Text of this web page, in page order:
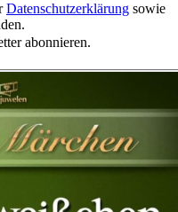
Datenschutzerklärung sowie
abonnieren.